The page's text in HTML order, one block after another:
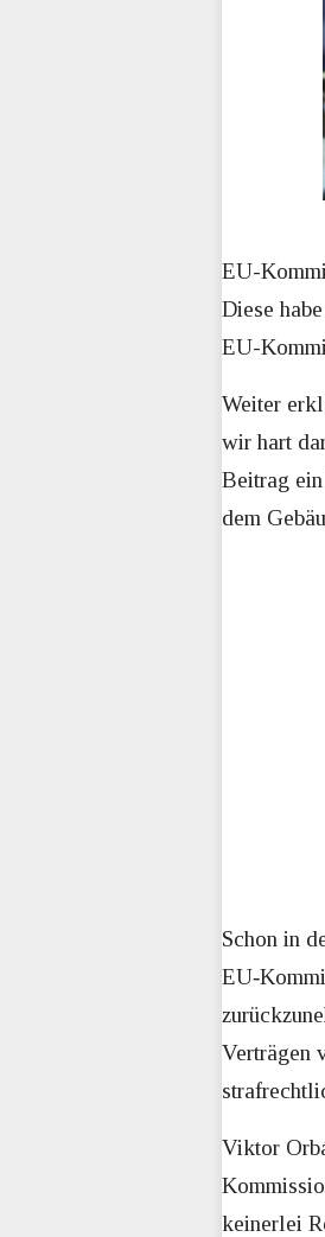
EU-
Diese
EU-
Weiter
wir hart
Beitrag
dem
Schon in
Verträgen
Viktor
keinerlei